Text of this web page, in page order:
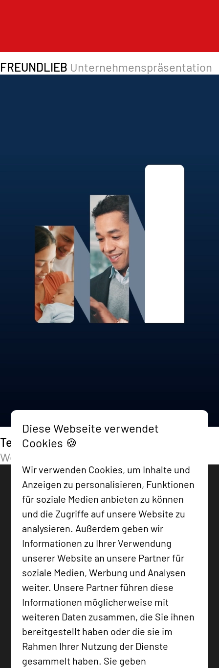
FREUNDLIEB Unternehmenspräsentation
Terra Kapitalverwaltung AG
Websiteentwicklung
Diese Webseite verwendet
Cookies 🍪
Wir verwenden Cookies, um Inhalte und
Anzeigen zu personalisieren, Funktionen
für soziale Medien anbieten zu können
und die Zugriffe auf unsere Website zu
analysieren. Außerdem geben wir
Informationen zu Ihrer Verwendung
unserer Website an unsere Partner für
soziale Medien, Werbung und Analysen
weiter. Unsere Partner führen diese
Informationen möglicherweise mit
weiteren Daten zusammen, die Sie ihnen
bereitgestellt haben oder die sie im
Rahmen Ihrer Nutzung der Dienste
gesammelt haben. Sie geben